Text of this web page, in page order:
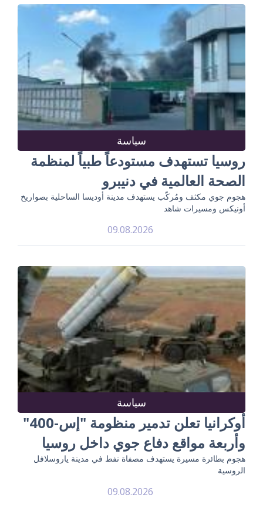
سياسة
روسيا تستهدف مستودعاً طبياً لمنظمة
الصحة العالمية في دنيبرو
هجوم جوي مكثف ومُركّب يستهدف مدينة أوديسا الساحلية بصواريخ
أونيكس ومسيرات شاهد
09.08.2026
سياسة
أوكرانيا تعلن تدمير منظومة "إس-400"
وأربعة مواقع دفاع جوي داخل روسيا
هجوم بطائرة مسيرة يستهدف مصفاة نفط في مدينة ياروسلافل
الروسية
09.08.2026